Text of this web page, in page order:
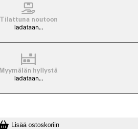
Tilattuna noutoon
ladataan...
Myymälän hyllystä
ladataan...
Lisää ostoskoriin